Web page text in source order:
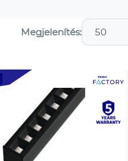
Megjelenítés: